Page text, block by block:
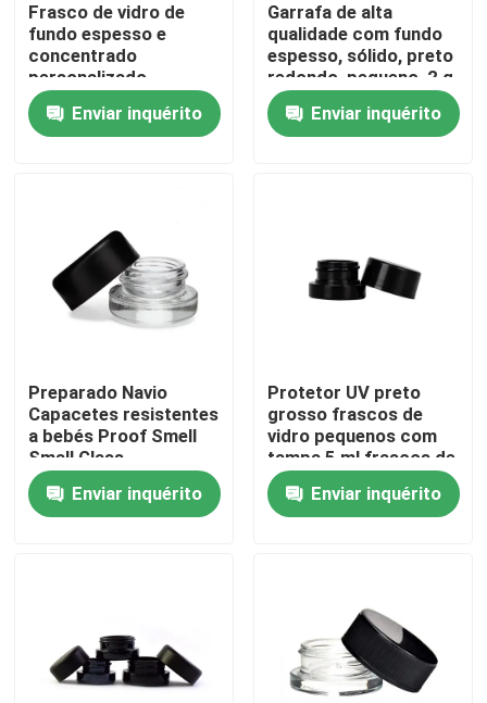
Casa
Produtos
Sobre nós
Controle da qualidade
Contacte-nos
Frascos de vidro do concentrado
Frasco de vidro de
fundo espesso e
concentrado
personalizado
Embalagem 3 ml 5 ml 7
ml 9 ml 15 ml à prova
de crianças
Enviar inquérito
Garrafa de alta
qualidade com fundo
espesso, sólido, preto
redondo, pequeno, 2 g,
5 ml, 9 ml, 1 grama, 7
ml, concentrado, com
acabamento polido
Enviar inquérito
Preparado Navio
Capacetes resistentes
a bebés Proof Smell
Small Glass
Concentrate Jars de
óleo de flores
Wholesale
Enviar inquérito
Protetor UV preto
grosso frascos de
vidro pequenos com
tampa 5 ml frascos de
concentrado
Enviar inquérito